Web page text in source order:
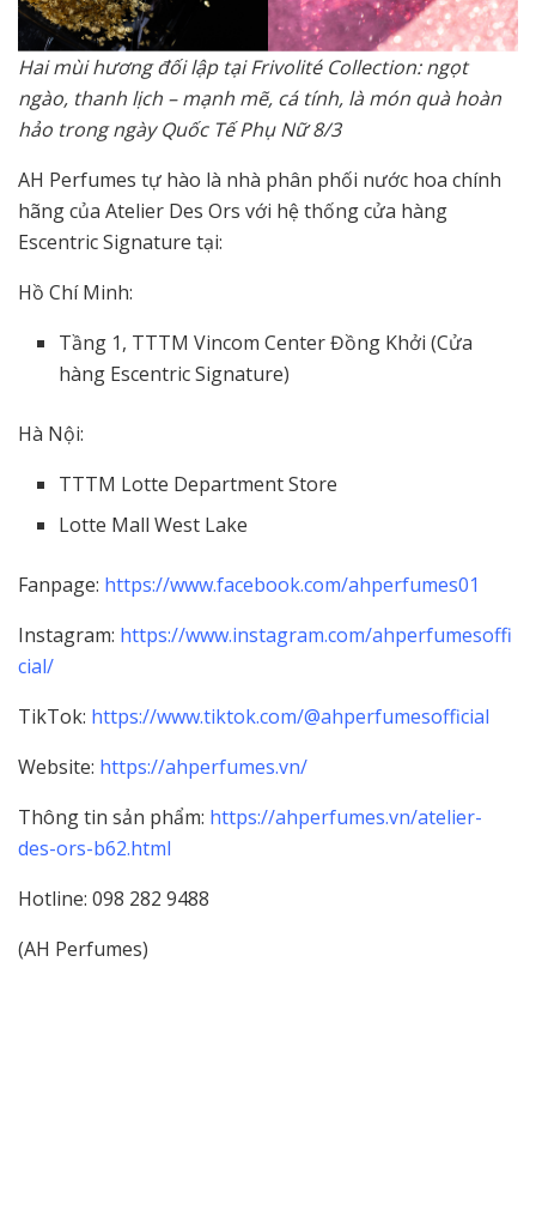
Hai mùi hương đối lập tại Frivolité Collection: ngọt
ngào, thanh lịch – mạnh mẽ, cá tính, là món quà hoàn
hảo trong ngày Quốc Tế Phụ Nữ 8/3
AH Perfumes tự hào là nhà phân phối nước hoa chính
hãng của Atelier Des Ors với hệ thống cửa hàng
Escentric Signature tại:
Hồ Chí Minh:
Tầng 1, TTTM Vincom Center Đồng Khởi (Cửa
hàng Escentric Signature)
Hà Nội:
TTTM Lotte Department Store
Lotte Mall West Lake
Fanpage: https://www.facebook.com/ahperfumes01
Instagram: https://www.instagram.com/ahperfumesoffi
cial/
TikTok: https://www.tiktok.com/@ahperfumesofficial
Website: https://ahperfumes.vn/
Thông tin sản phẩm: https://ahperfumes.vn/atelier-
des-ors-b62.html
Hotline: 098 282 9488
(AH Perfumes)